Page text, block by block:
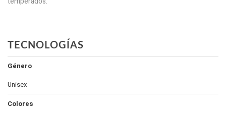
TECNOLOGÍAS
Género
Unisex
Colores